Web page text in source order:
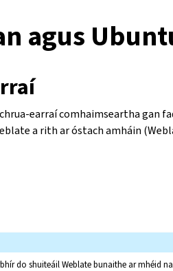
agus
earraí comhaimseartha gan
a rith ar óstach amháin
do shuiteáil Weblate bunaithe ar mhéid